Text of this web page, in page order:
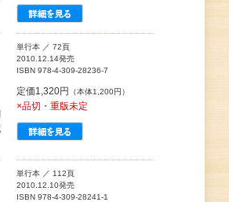
単行本 ／ 72頁
2010.12.14発売
ISBN 978-4-309-28236-7
定価1,320円 （本体1,200円）
×品切・重版未定
単行本 ／ 112頁
2010.12.10発売
ISBN 978-4-309-28241-1